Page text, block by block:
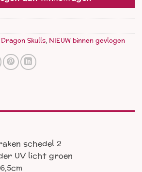
Skulls, NIEUW binnen gevlogen
schedel 2
UV licht groen